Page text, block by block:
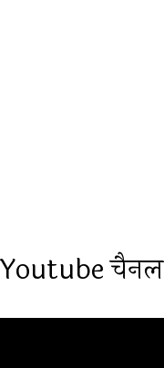
Youtube चैनल